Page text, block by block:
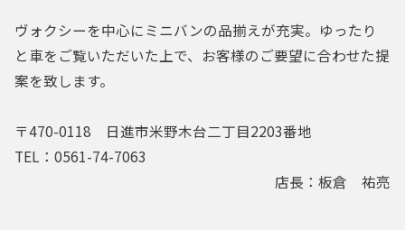
ヴォクシーを中心にミニバンの品揃えが充実。ゆったり
と車をご覧いただいた上で、お客様のご要望に合わせた提
案を致します。
〒470-0118 日進市米野木台二丁目2203番地
TEL：0561-74-7063
店長：板倉 祐亮